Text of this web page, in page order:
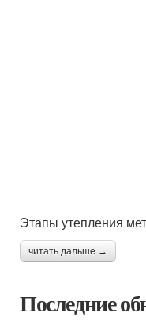
Этапы утепления
читать дальше →
Последние